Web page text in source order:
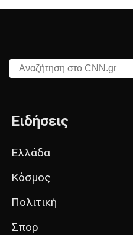
Αναζήτηση στο CNN.gr
Ειδήσεις
Ελλάδα
Κόσμος
Πολιτική
Σπορ